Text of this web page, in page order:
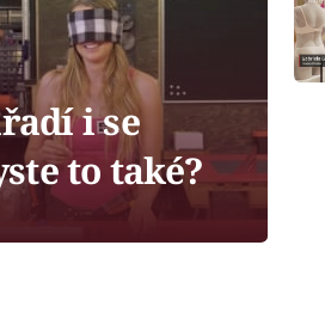
i se
to také?